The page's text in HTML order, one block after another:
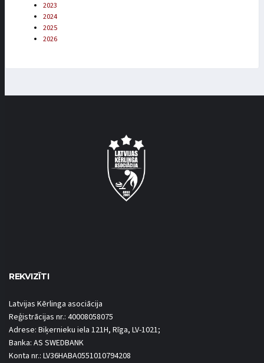
2023
2024
2025
2026
REKVIZĪTI
Latvijas Kērlinga asociācija
Reģistrācijas nr.: 40008058075
Adrese: Biķernieku iela 121H, Rīga, LV-1021;
Banka: AS SWEDBANK
Konta nr.: LV36HABA0551010794208